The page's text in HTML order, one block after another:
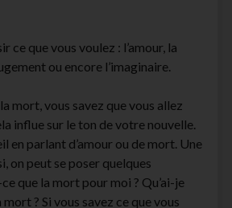
ce que vous voulez : l’amour, la
ou encore l’imaginaire.
mort, vous savez que vous allez
influe sur le ton de votre nouvelle.
en parlant d’amour ou de mort. Une
on peut se poser quelques
que la mort pour moi ? Qu’ai-je
? Si vous savez ce que vous